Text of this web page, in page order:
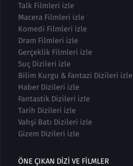
Talk Filmleri izle
Macera Filmleri izle
Komedi Filmleri izle
Dram Filmleri izle
Gerçeklik Filmleri izle
Suç Dizileri izle
Bilim Kurgu & Fantazi Dizileri izle
Haber Dizileri izle
Fantastik Dizileri izle
Tarih Dizileri izle
Vahşi Batı Dizileri izle
Gizem Dizileri izle
ÖNE ÇIKAN DIZI VE FILMLER